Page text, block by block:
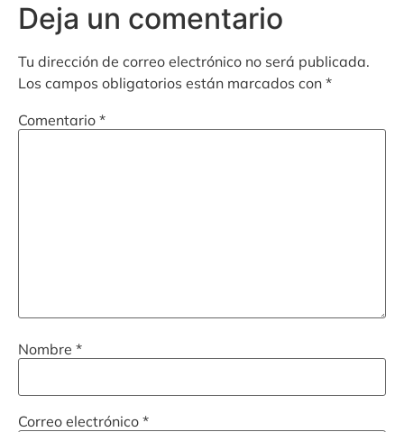
Deja un comentario
Tu dirección de correo electrónico no será publicada.
Los campos obligatorios están marcados con *
Comentario *
Nombre *
Correo electrónico *